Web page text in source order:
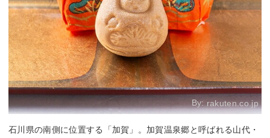
By:rakuten.co.jp
石川県の南側に位置する「加賀」。加賀温泉郷と呼ばれる山代・